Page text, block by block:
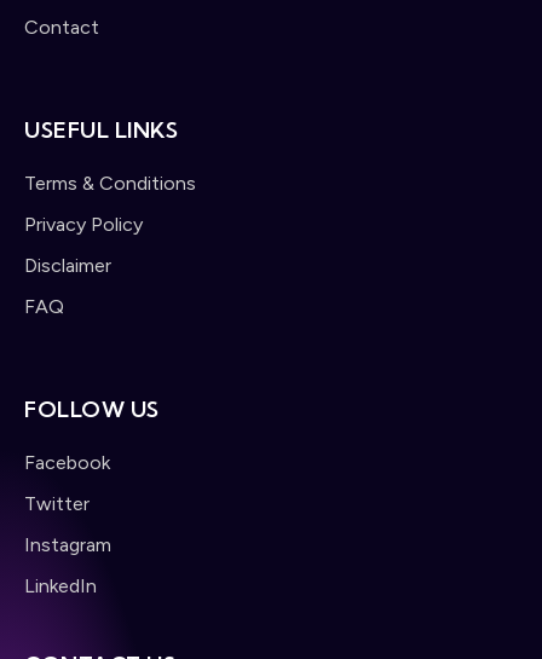
Contact
USEFUL LINKS
Terms & Conditions
Privacy Policy
Disclaimer
FAQ
FOLLOW US
Facebook
Twitter
Instagram
LinkedIn